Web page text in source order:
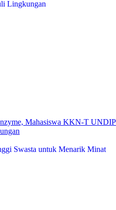
Mahasiswa KKN-T UNDIP